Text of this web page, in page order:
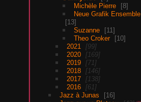
Michèle Pierre
8
Neue Grafik Ensemble
13
Suzanne
11
Theo Croker
10
2021
99
2020
169
2019
71
2018
146
2017
138
2016
61
Jazz à Junas
16